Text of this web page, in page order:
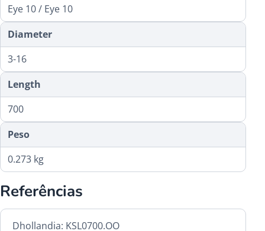
Eye 10 / Eye 10
Diameter
3-16
Length
700
Peso
0.273 kg
Referências
Dhollandia: KSL0700.OO